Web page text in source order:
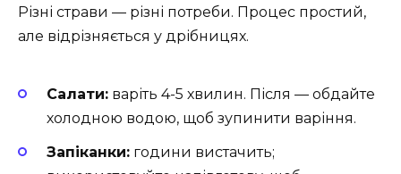
Різні страви — різні потреби. Процес простий,
але відрізняється у дрібницях.
Салати: варіть 4-5 хвилин. Після — обдайте
холодною водою, щоб зупинити варіння.
Запіканки: години вистачить;